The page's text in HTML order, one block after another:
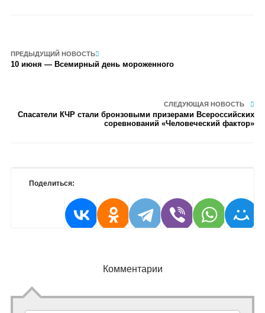
ПРЕДЫДУЩИЙ НОВОСТЬ
10 июня — Всемирный день мороженного
СЛЕДУЮЩАЯ НОВОСТЬ
Спасатели КЧР стали бронзовыми призерами Всероссийских
соревнований «Человеческий фактор»
Поделиться:
Комментарии